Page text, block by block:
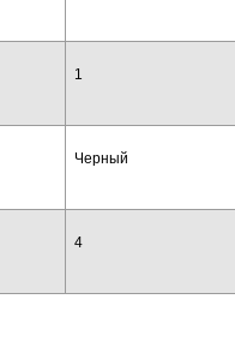
1
Черный
4